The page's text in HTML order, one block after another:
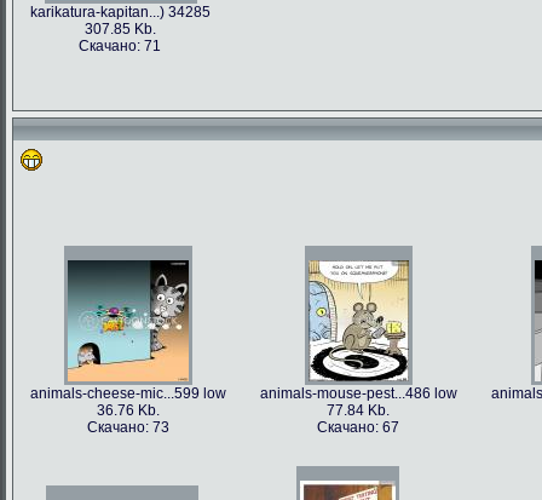
karikatura-kapitan...) 34285
307.85 Kb.
Скачано: 71
animals-cheese-mic...599 low
36.76 Kb.
Скачано: 73
animals-mouse-pest...486 low
77.84 Kb.
Скачано: 67